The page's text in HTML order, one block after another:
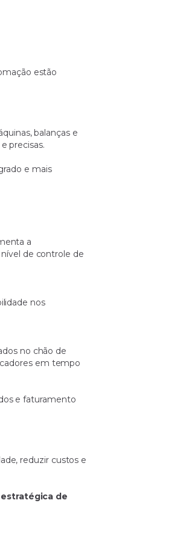
estão
balanças e
precisas.
e mais
a
de controle de
nos
no chão de
em tempo
e faturamento
reduzir custos e
de